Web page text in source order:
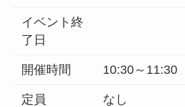
イベント終
了日
開催時間 10:30～11:30
定員 なし